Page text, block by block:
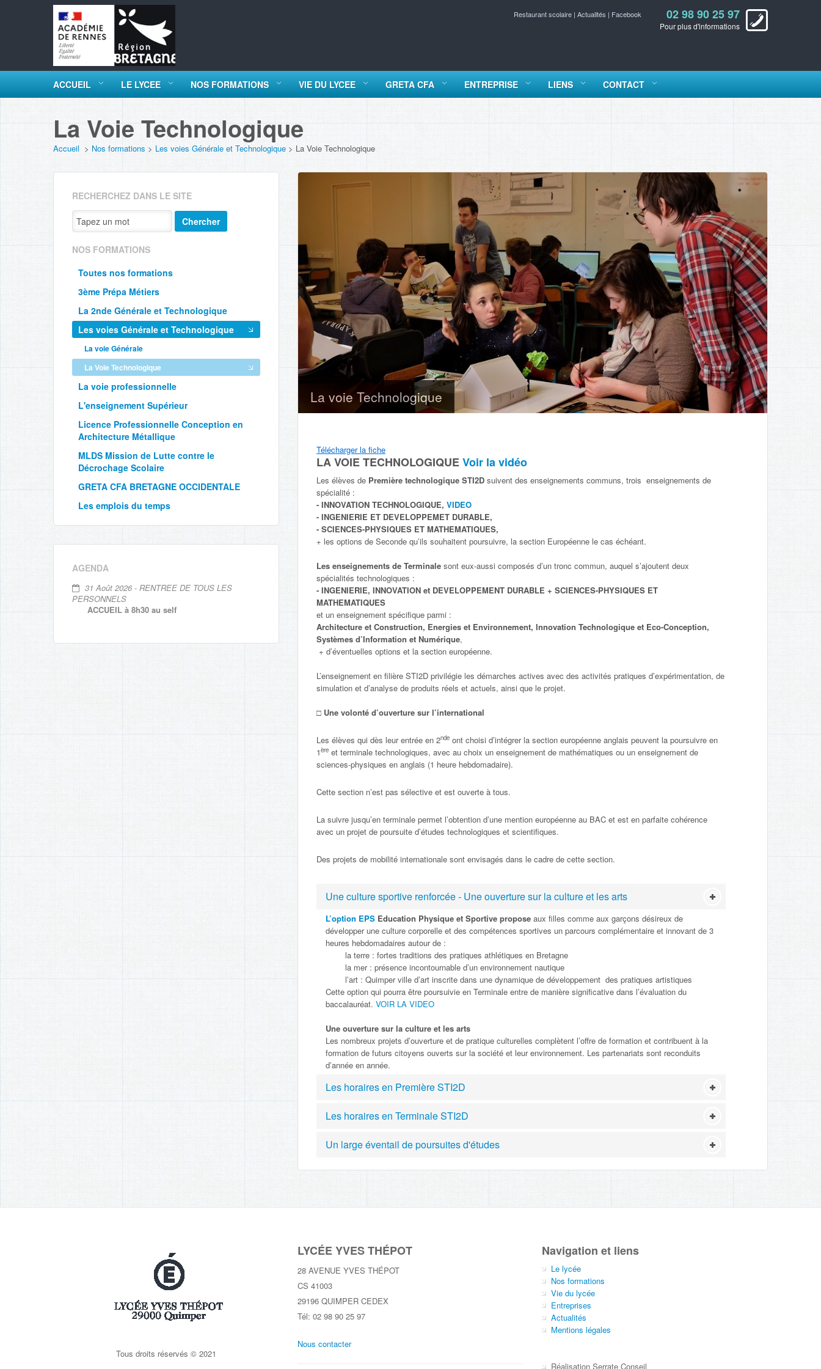
02 98 90 25 97
Pour plus d'informations
Restaurant scolaire | Actualités | Facebook
ACCUEIL LE LYCEE NOS FORMATIONS VIE DU LYCEE GRETA CFA ENTREPRISE LIENS CONTACT
La Voie Technologique
Accueil > Nos formations > Les voies Générale et Technologique > La Voie Technologique
RECHERCHEZ DANS LE SITE
Chercher
NOS FORMATIONS
Toutes nos formations
3ème Prépa Métiers
La 2nde Générale et Technologique
Les voies Générale et Technologique
La voie Générale
La Voie Technologique
La voie professionnelle
L'enseignement Supérieur
Licence Professionnelle Conception en
Architecture Métallique
MLDS Mission de Lutte contre le
Décrochage Scolaire
GRETA CFA BRETAGNE OCCIDENTALE
Les emplois du temps
AGENDA
31 Août 2026 - RENTREE DE TOUS LES
PERSONNELS
ACCUEIL à 8h30 au self
La voie Technologique
Télécharger la fiche
LA VOIE TECHNOLOGIQUEVoir la vidéo
Les élèves de Première technologique STI2D suivent des enseignements communs, trois enseignements de
spécialité :
- INNOVATION TECHNOLOGIQUE, VIDEO
- INGENIERIE ET DEVELOPPEMET DURABLE,
- SCIENCES-PHYSIQUES ET MATHEMATIQUES,
+ les options de Seconde qu’ils souhaitent poursuivre, la section Européenne le cas échéant.
Les enseignements de Terminale sont eux-aussi composés d’un tronc commun, auquel s’ajoutent deux
spécialités technologiques :
- INGENIERIE, INNOVATION et DEVELOPPEMENT DURABLE + SCIENCES-PHYSIQUES ET
MATHEMATIQUES
et un enseignement spécifique parmi :
Architecture et Construction, Energies et Environnement, Innovation Technologique et Eco-Conception,
Systèmes d’Information et Numérique,
+ d’éventuelles options et la section européenne.
L’enseignement en filière STI2D privilégie les démarches actives avec des activités pratiques d’expérimentation, de
simulation et d’analyse de produits réels et actuels, ainsi que le projet.
□ Une volonté d’ouverture sur l’international
Les élèves qui dès leur entrée en 2nde ont choisi d’intégrer la section européenne anglais peuvent la poursuivre en
1ère et terminale technologiques, avec au choix un enseignement de mathématiques ou un enseignement de
sciences-physiques en anglais (1 heure hebdomadaire).
Cette section n’est pas sélective et est ouverte à tous.
La suivre jusqu’en terminale permet l’obtention d’une mention européenne au BAC et est en parfaite cohérence
avec un projet de poursuite d’études technologiques et scientifiques.
Des projets de mobilité internationale sont envisagés dans le cadre de cette section.
Une culture sportive renforcée - Une ouverture sur la culture et les arts
L’option EPS Education Physique et Sportive propose aux filles comme aux garçons désireux de
développer une culture corporelle et des compétences sportives un parcours complémentaire et innovant de 3
heures hebdomadaires autour de :
la terre : fortes traditions des pratiques athlétiques en Bretagne
la mer : présence incontournable d’un environnement nautique
l’art : Quimper ville d’art inscrite dans une dynamique de développement des pratiques artistiques
Cette option qui pourra être poursuivie en Terminale entre de manière significative dans l’évaluation du
baccalauréat. VOIR LA VIDEO
Une ouverture sur la culture et les arts
Les nombreux projets d’ouverture et de pratique culturelles complètent l’offre de formation et contribuent à la
formation de futurs citoyens ouverts sur la société et leur environnement. Les partenariats sont reconduits
d’année en année.
Les horaires en Première STI2D
Les horaires en Terminale STI2D
Un large éventail de poursuites d'études
Tous droits réservés © 2021
LYCÉE YVES THÉPOT
28 AVENUE YVES THÉPOT
CS 41003
29196 QUIMPER CEDEX
Tél: 02 98 90 25 97
Nous contacter
Navigation et liens
Le lycée
Nos formations
Vie du lycée
Entreprises
Actualités
Mentions légales
Réalisation Serrate Conseil